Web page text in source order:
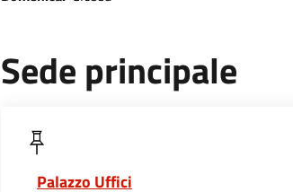
Sede principale
Palazzo Uffici